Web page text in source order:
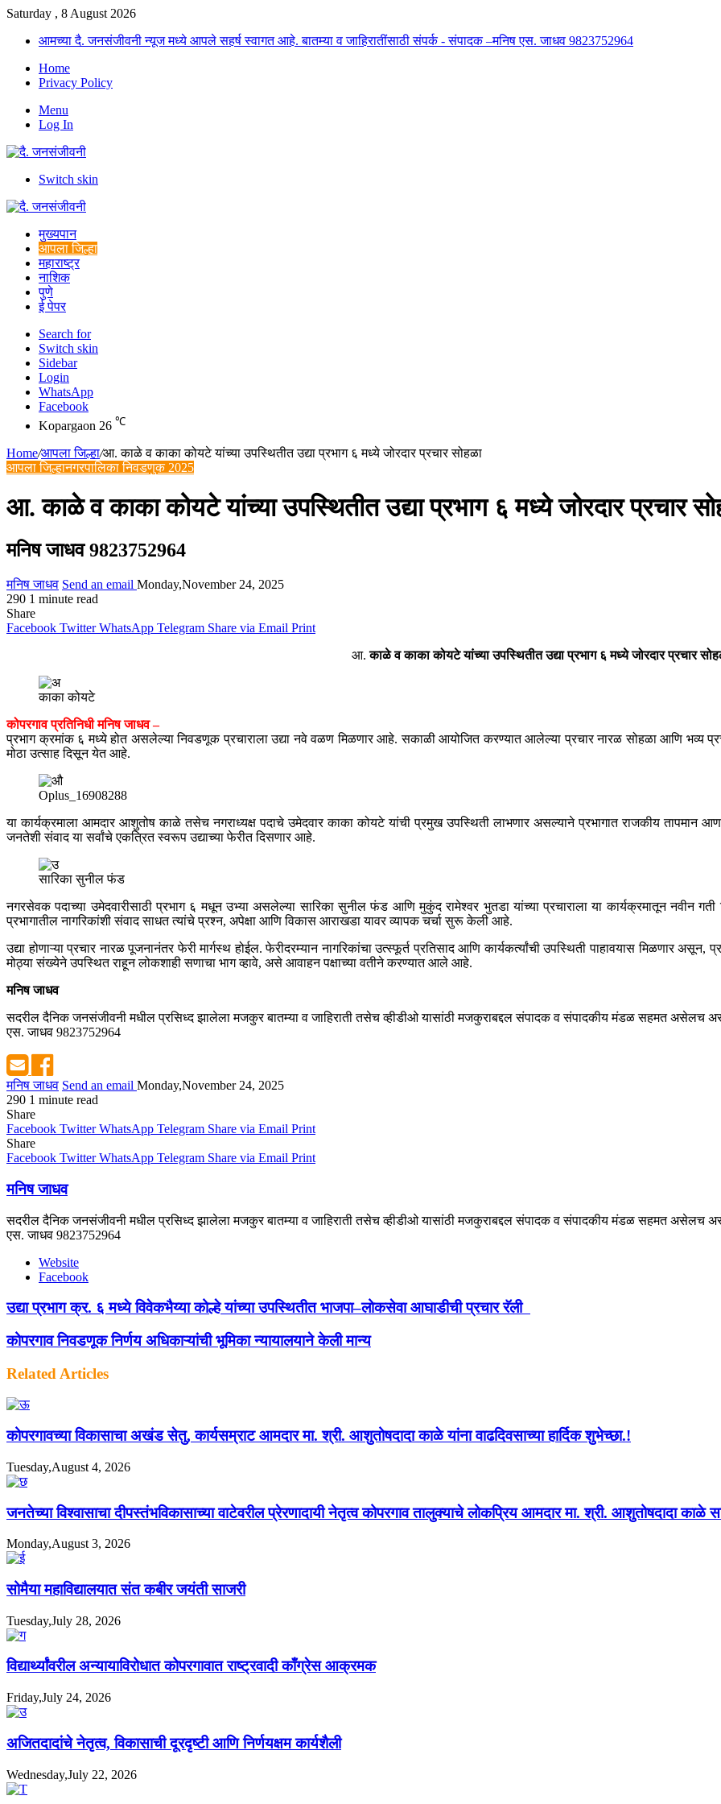
Saturday , 8 August 2026
आमच्या दै. जनसंजीवनी न्यूज मध्ये आपले सहर्ष स्वागत आहे. बातम्या व जाहिरातींसाठी संपर्क - संपादक –मनिष एस. जाधव 9823752964
Home
Privacy Policy
Menu
Log In
Switch skin
मुख्यपान
आपला जिल्हा
महाराष्ट्र
नाशिक
पुणे
ई पेपर
Search for
Switch skin
Sidebar
Login
WhatsApp
Facebook
Kopargaon 26 ℃
Home/आपला जिल्हा/आ. काळे व काका कोयटे यांच्या उपस्थितीत उद्या प्रभाग ६ मध्ये जोरदार प्रचार सोहळा
आपला जिल्हानगरपालिका निवडणुक 2025
आ. काळे व काका कोयटे यांच्या उपस्थितीत उद्या प्रभाग ६ मध्ये जोरदार प्रचार
मनिष जाधव 9823752964
मनिष जाधव Send an email Monday,November 24, 2025
290 1 minute read
Share
Facebook Twitter WhatsApp Telegram Share via Email Print
आ. काळे व काका कोयटे यांच्या उपस्थितीत उद्या प्रभाग ६ मध्ये जोरदार प्रचार
काका कोयटे
कोपरगाव प्रतिनिधी मनिष जाधव –
प्रभाग क्रमांक ६ मध्ये होत असलेल्या निवडणूक प्रचाराला उद्या नवे वळण मिळणार आहे. सकाळी आयोजित करण्यात आलेल्या प्रचार नारळ सोहळा आणि भव्य
मोठा उत्साह दिसून येत आहे.
Oplus_16908288
या कार्यक्रमाला आमदार आशुतोष काळे तसेच नगराध्यक्ष पदाचे उमेदवार काका कोयटे यांची प्रमुख उपस्थिती लाभणार असल्याने प्रभागात राजकीय तापमान
जनतेशी संवाद या सर्वांचे एकत्रित स्वरूप उद्याच्या फेरीत दिसणार आहे.
सारिका सुनील फंड
नगरसेवक पदाच्या उमेदवारीसाठी प्रभाग ६ मधून उभ्या असलेल्या सारिका सुनील फंड आणि मुकुंद रामेश्वर भुतडा यांच्या प्रचाराला या कार्यक्रमातून नवीन
प्रभागातील नागरिकांशी संवाद साधत त्यांचे प्रश्न, अपेक्षा आणि विकास आराखडा यावर व्यापक चर्चा सुरू केली आहे.
उद्या होणाऱ्या प्रचार नारळ पूजनानंतर फेरी मार्गस्थ होईल. फेरीदरम्यान नागरिकांचा उत्स्फूर्त प्रतिसाद आणि कार्यकर्त्यांची उपस्थिती पाहावयास मिळणार
मोठ्या संख्येने उपस्थित राहून लोकशाही सणाचा भाग व्हावे, असे आवाहन पक्षाच्या वतीने करण्यात आले आहे.
मनिष जाधव
सदरील दैनिक जनसंजीवनी मधील प्रसिध्द झालेला मजकुर बातम्या व जाहिराती तसेच व्हीडीओ यासांठी मजकुराबद्दल संपादक व संपादकीय मंडळ सहमत असेलच असे
एस. जाधव 9823752964
मनिष जाधव Send an email Monday,November 24, 2025
290 1 minute read
Share
Facebook Twitter WhatsApp Telegram Share via Email Print
Share
Facebook Twitter WhatsApp Telegram Share via Email Print
मनिष जाधव
सदरील दैनिक जनसंजीवनी मधील प्रसिध्द झालेला मजकुर बातम्या व जाहिराती तसेच व्हीडीओ यासांठी मजकुराबद्दल संपादक व संपादकीय मंडळ सहमत असेलच असे
एस. जाधव 9823752964
Website
Facebook
उद्या प्रभाग क्र. ६ मध्ये विवेकभैय्या कोल्हे यांच्या उपस्थितीत भाजपा–लोकसेवा आघाडीची प्रचार रॅली
कोपरगाव निवडणूक निर्णय अधिकाऱ्यांची भूमिका न्यायालयाने केली मान्य
Related Articles
कोपरगावच्या विकासाचा अखंड सेतु, कार्यसम्राट आमदार मा. श्री. आशुतोषदादा काळे यांना वाढदिवसाच्या हार्दिक शुभेच्छा.!
Tuesday,August 4, 2026
जनतेच्या विश्वासाचा दीपस्तंभविकासाच्या वाटेवरील प्रेरणादायी नेतृत्व कोपरगाव तालुक्याचे लोकप्रिय आमदार मा. श्री. आशुतोषदादा काळे
Monday,August 3, 2026
सोमैया महाविद्यालयात संत कबीर जयंती साजरी
Tuesday,July 28, 2026
विद्यार्थ्यांवरील अन्यायाविरोधात कोपरगावात राष्ट्रवादी काँग्रेस आक्रमक
Friday,July 24, 2026
अजितदादांचे नेतृत्व, विकासाची दूरदृष्टी आणि निर्णयक्षम कार्यशैली
Wednesday,July 22, 2026